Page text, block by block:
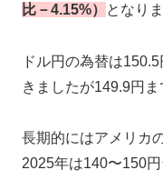
比－4.15%）
となり
ドル円の為替は
きましたが149.9円ま
長期的にはアメリカ
2025年は140〜150